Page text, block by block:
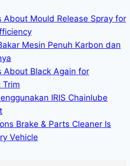
About Mould Release Spray for
Mesin Penuh Karbon dan
About Black Again for
Trim
IRIS Chainlube
Brake & Parts Cleaner Is
Vehicle